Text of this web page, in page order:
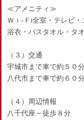
≪アメニティ≫
Ｗｉ-Ｆi全室・テレビ
浴衣・バスタオル・タ
（３）交通
宇城市まで車で約５０
八代市まで車で約６０
（４）周辺情報
八千代座～徒歩８分